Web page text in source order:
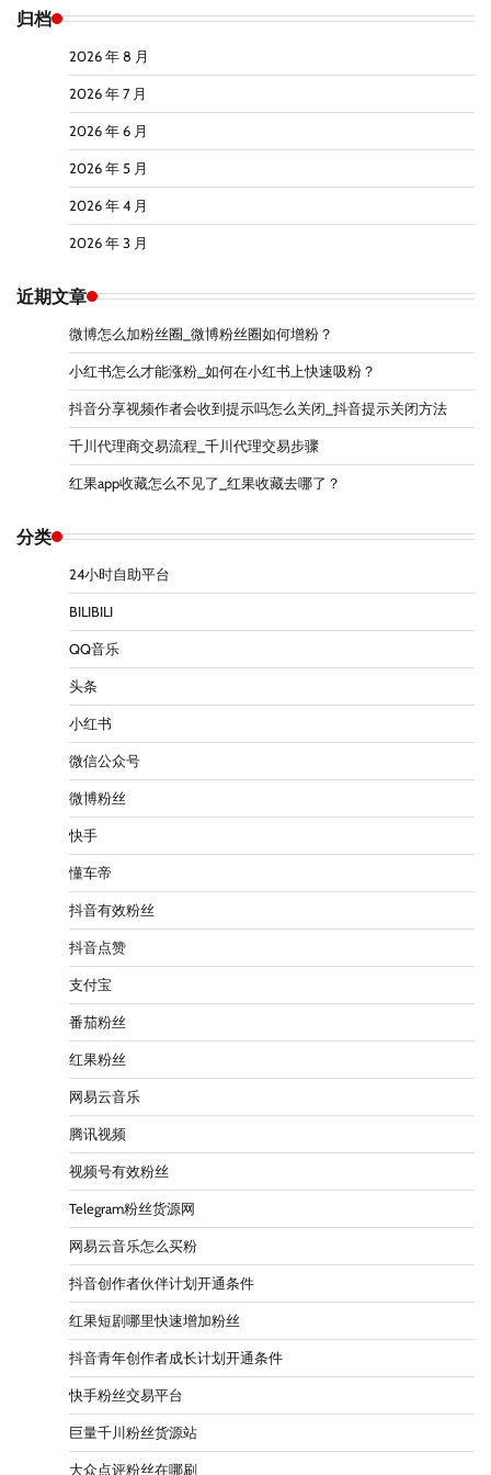
归档
2026 年 8 月
2026 年 7 月
2026 年 6 月
2026 年 5 月
2026 年 4 月
2026 年 3 月
近期文章
微博怎么加粉丝圈_微博粉丝圈如何增粉？
小红书怎么才能涨粉_如何在小红书上快速吸粉？
抖音分享视频作者会收到提示吗怎么关闭_抖音提示关闭方法
千川代理商交易流程_千川代理交易步骤
红果app收藏怎么不见了_红果收藏去哪了？
分类
24小时自助平台
BILIBILI
QQ音乐
头条
小红书
微信公众号
微博粉丝
快手
懂车帝
抖音有效粉丝
抖音点赞
支付宝
番茄粉丝
红果粉丝
网易云音乐
腾讯视频
视频号有效粉丝
Telegram粉丝货源网
网易云音乐怎么买粉
抖音创作者伙伴计划开通条件
红果短剧哪里快速增加粉丝
抖音青年创作者成长计划开通条件
快手粉丝交易平台
巨量千川粉丝货源站
大众点评粉丝在哪刷